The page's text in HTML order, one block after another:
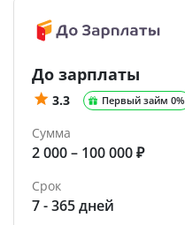
До зарплаты
3.3 Первый займ 0%
Сумма
2 000 – 100 000 ₽
Срок
7 - 365 дней